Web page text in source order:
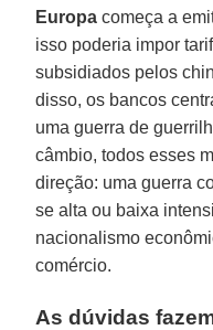
Europa começa a
isso poderia impor
subsidiados pelos
disso, os bancos
uma guerra de
câmbio, todos esses
direção: uma guerra
se alta ou baixa
nacionalismo
comércio.
As dúvidas